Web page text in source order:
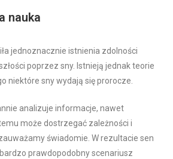
nauka
jednoznacznie istnienia zdolności
poprzez sny. Istnieją jednak teorie
niektóre sny wydają się prorocze.
analizuje informacje, nawet
może dostrzegać zależności i
świadomie. W rezultacie sen
prawdopodobny scenariusz